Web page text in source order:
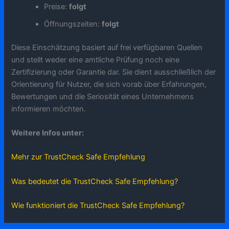
Preise:folgt
Öffnungszeiten:folgt
Diese Einschätzung basiert auf frei verfügbaren Quellen
und stellt weder eine amtliche Prüfung noch eine
Zertifizierung oder Garantie dar. Sie dient ausschließlich der
Orientierung für Nutzer, die sich vorab über Erfahrungen,
Bewertungen und die Seriosität eines Unternehmens
informieren möchten.
Weitere Infos unter:
Mehr zur TrustCheck Safe Empfehlung
Was bedeutet die TrustCheck Safe Empfehlung?
Wie funktioniert die TrustCheck Safe Empfehlung?